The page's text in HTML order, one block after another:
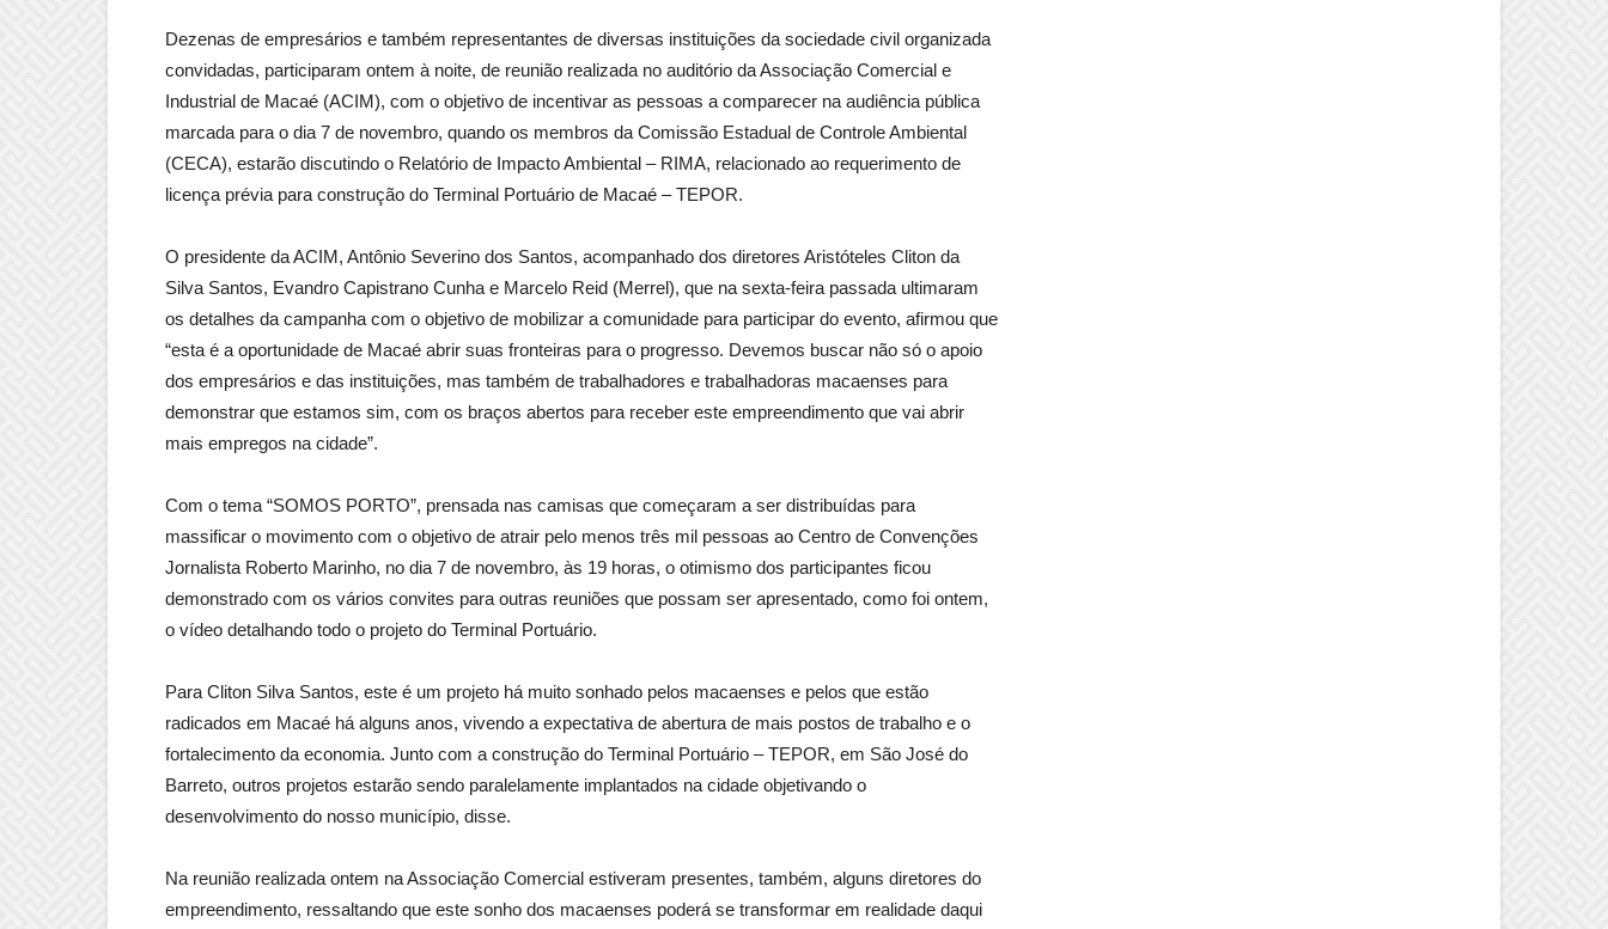
Dezenas de empresários e também representantes de diversas instituições da sociedade civil organizada
convidadas, participaram ontem à noite, de reunião realizada no auditório da Associação Comercial e
Industrial de Macaé (ACIM), com o objetivo de incentivar as pessoas a comparecer na audiência pública
marcada para o dia 7 de novembro, quando os membros da Comissão Estadual de Controle Ambiental
(CECA), estarão discutindo o Relatório de Impacto Ambiental – RIMA, relacionado ao requerimento de
licença prévia para construção do Terminal Portuário de Macaé – TEPOR.
O presidente da ACIM, Antônio Severino dos Santos, acompanhado dos diretores Aristóteles Cliton da
Silva Santos, Evandro Capistrano Cunha e Marcelo Reid (Merrel), que na sexta-feira passada ultimaram
os detalhes da campanha com o objetivo de mobilizar a comunidade para participar do evento, afirmou que
“esta é a oportunidade de Macaé abrir suas fronteiras para o progresso. Devemos buscar não só o apoio
dos empresários e das instituições, mas também de trabalhadores e trabalhadoras macaenses para
demonstrar que estamos sim, com os braços abertos para receber este empreendimento que vai abrir
mais empregos na cidade”.
Com o tema “SOMOS PORTO”, prensada nas camisas que começaram a ser distribuídas para
massificar o movimento com o objetivo de atrair pelo menos três mil pessoas ao Centro de Convenções
Jornalista Roberto Marinho, no dia 7 de novembro, às 19 horas, o otimismo dos participantes ficou
demonstrado com os vários convites para outras reuniões que possam ser apresentado, como foi ontem,
o vídeo detalhando todo o projeto do Terminal Portuário.
Para Cliton Silva Santos, este é um projeto há muito sonhado pelos macaenses e pelos que estão
radicados em Macaé há alguns anos, vivendo a expectativa de abertura de mais postos de trabalho e o
fortalecimento da economia. Junto com a construção do Terminal Portuário – TEPOR, em São José do
Barreto, outros projetos estarão sendo paralelamente implantados na cidade objetivando o
desenvolvimento do nosso município, disse.
Na reunião realizada ontem na Associação Comercial estiveram presentes, também, alguns diretores do
empreendimento, ressaltando que este sonho dos macaenses poderá se transformar em realidade daqui